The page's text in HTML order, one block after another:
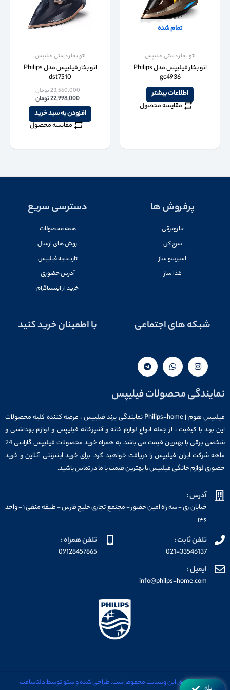
تمام شده
اتو بخار دستی فیلیپس
اتو بخار فیلیپس مدل Philips
gc4936
اطلاعات بیشتر
مقایسه محصول
اتو بخار دستی فیلیپس
اتو بخار فیلیپس مدل Philips
dst7510
23,560,000تومان
22,998,000تومان
افزودن به سبد خرید
مقایسه محصول
پرفروش ها
جاروبرقی
سرخ کن
اسپرسو ساز
غذا ساز
دسترسی سریع
همه محصولات
روش های ارسال
تاریخچه فیلیپس
آدرس حضوری
خرید از اینستاگرام
شبکه های اجتماعی با اطمینان خرید کنید
نمایندگی محصولات فیلیپس
فیلیپس هوم | Philips-home نمایندگی برند فیلیپس ، عرضه کننده کلیه محصولات
این برند با کیفیت ، از جمله انواع لوازم خانه و آشپزخانه فیلیپس و لوازم بهداشتی و
شخصی برقی با بهترین قیمت می باشد. به همراه خرید محصولات فیلیپس گارانتی 24
ماهه شرکت ایران فیلیپس را دریافت خواهید کرد. برای خرید اینترنتی آنلاین و خرید
حضوری لوازم خانگی فیلیپس با بهترین قیمت با ما در تماس باشید.
آدرس :
خیابان ری - سه راه امین حضور - مجتمع تجاری خلیج فارس - طبقه منفی ۱ - واحد
۱۳۶
تلفن ثابت :
021-33546137
تلفن همراه :
09128457865
ایمیل :
info@philps-home.com
تمامی حقوق این وبسایت محفوظ است. طراحی شده و سئو توسط دلتاسافت